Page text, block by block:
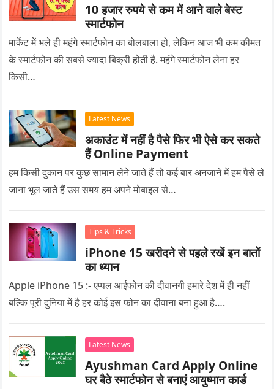
10 हजार रुपये से कम में आने वाले बेस्ट
स्मार्टफोन
मार्केट में भले ही महंगे स्मार्टफोन का बोलबाला हो, लेकिन आज भी कम कीमत
के स्मार्टफोन की सबसे ज्यादा बिक्री होती है. महंगे स्मार्टफोन लेना हर
किसी…
Latest News
अकाउंट में नहीं है पैसे फिर भी ऐसे कर सकते
हैं Online Payment
हम किसी दुकान पर कुछ सामान लेने जाते हैं तो कई बार अनजाने में हम पैसे ले
जाना भूल जाते हैं उस समय हम अपने मोबाइल से…
Tips & Tricks
iPhone 15 खरीदने से पहले रखें इन बातों
का ध्यान
Apple iPhone 15 :- एप्पल आईफोन की दीवानगी हमारे देश में ही नहीं
बल्कि पूरी दुनिया में है हर कोई इस फोन का दीवाना बना हुआ है….
Latest News
Ayushman Card Apply Online
घर बैठे स्मार्टफोन से बनाएं आयुष्मान कार्ड